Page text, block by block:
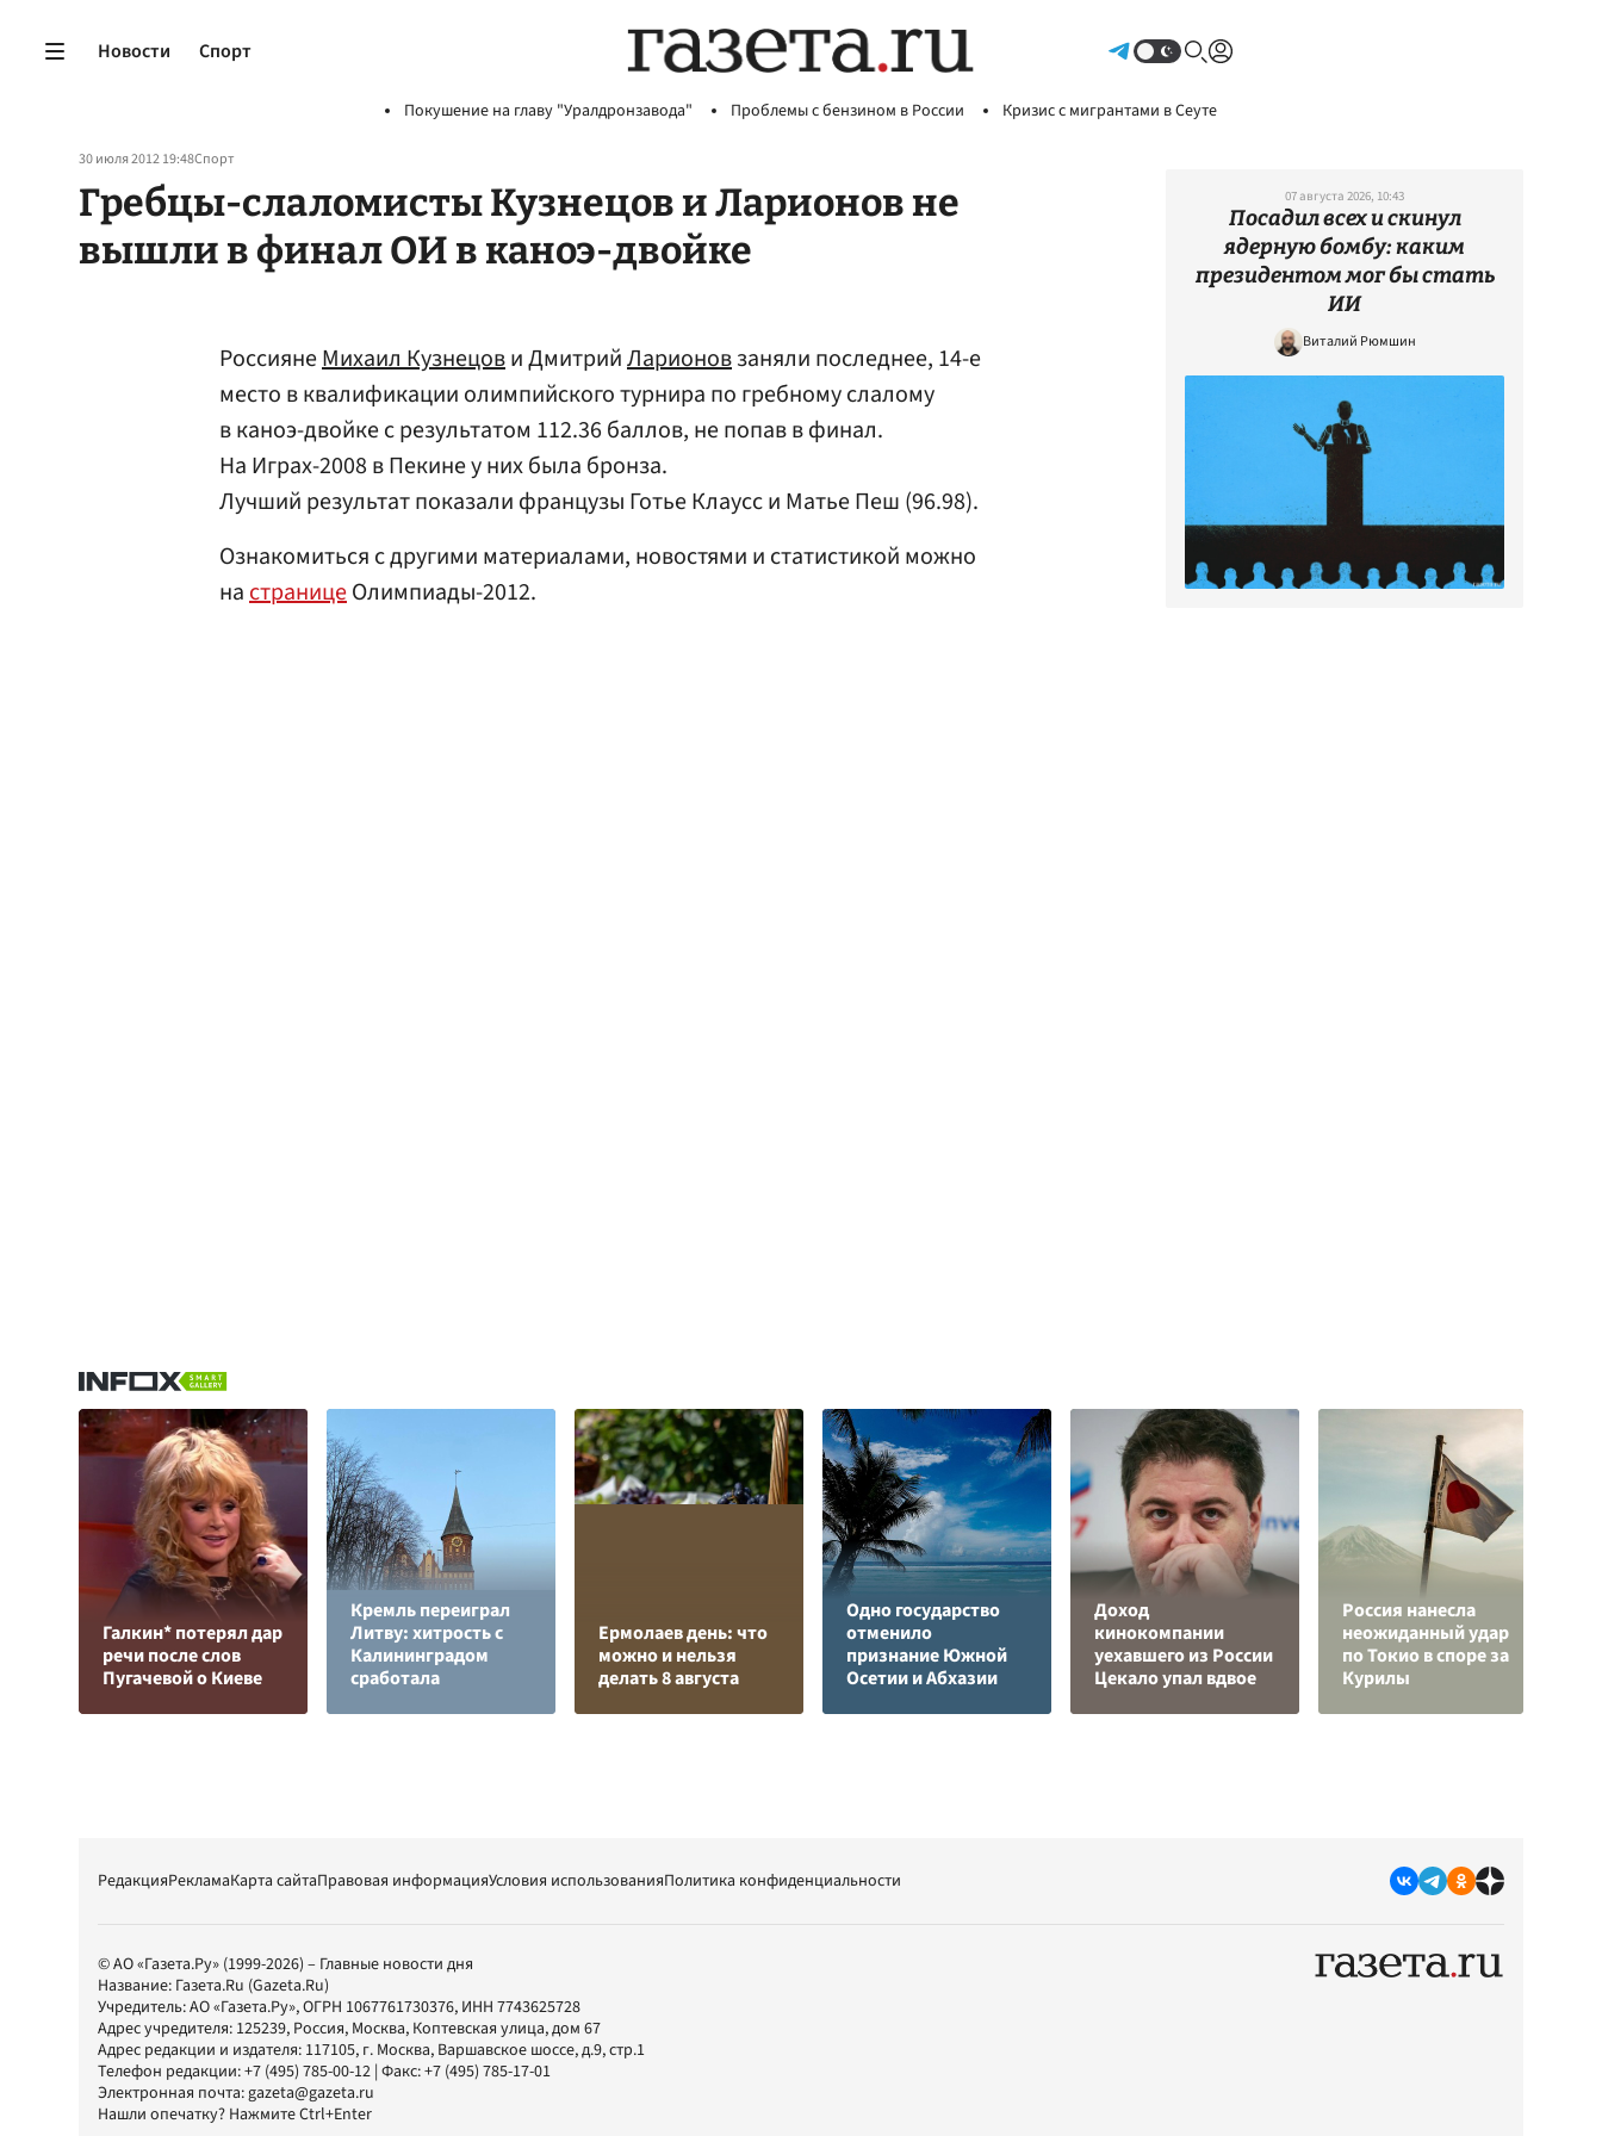
Новости Спорт
Покушение на главу "Уралдронзавода" Проблемы с бензином в России Кризис с мигрантами в Сеуте
30 июля 2012 19:48Спорт
Гребцы-слаломисты Кузнецов и Ларионов не
вышли в финал ОИ в каноэ-двойке
РоссиянеМихаил Кузнецови ДмитрийЛарионовзаняли последнее, 14-е
место в квалификации олимпийского турнира по гребному слалому
в каноэ-двойке с результатом 112.36 баллов, не попав в финал.
На Играх-2008 в Пекине у них была бронза.
Лучший результат показали французы Готье Клаусс и Матье Пеш (96.98).
Ознакомиться с другими материалами, новостями и статистикой можно
настраницеОлимпиады-2012.
07 августа 2026, 10:43
Посадил всех и скинул
ядерную бомбу: каким
президентом мог бы стать
ИИ
Виталий Рюмшин
Галкин* потерял дар
речи после слов
Пугачевой о Киеве
Кремль переиграл
Литву: хитрость с
Калининградом
сработала
Ермолаев день: что
можно и нельзя
делать 8 августа
Одно государство
отменило
признание Южной
Осетии и Абхазии
Доход
кинокомпании
уехавшего из России
Цекало упал вдвое
Россия нанесла
неожиданный удар
по Токио в споре за
Курилы
РедакцияРекламаКарта сайтаПравовая информацияУсловия использованияПолитика конфиденциальности
© АО «Газета.Ру» (1999-2026) – Главные новости дня
Название: Газета.Ru (Gazeta.Ru)
Учредитель:АО «Газета.Ру», ОГРН 1067761730376, ИНН 7743625728
Адрес учредителя: 125239, Россия, Москва, Коптевская улица, дом 67
Адрес редакции и издателя: 117105, г. Москва, Варшавское шоссе, д.9, стр.1
Телефон редакции:+7 (495) 785-00-12 | Факс:+7 (495) 785-17-01
Электронная почта:gazeta@gazeta.ru
Нашли опечатку? Нажмите Ctrl+Enter